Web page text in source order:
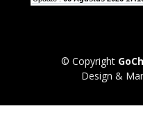
© Copyright
Design &